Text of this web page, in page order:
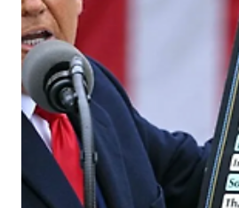
지 생성 기능은 텍스트 프롬프트만으로 고퀄
생성할 수 있는 기술입니다. 예전에도 DALL·E
있었지만, 이번에는 챗GPT 대화창 안에서 바
한 게 포인트죠.예를 들어 “노을지는 바닷가